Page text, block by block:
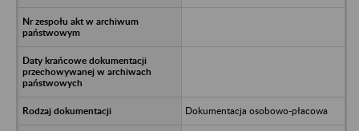
Dokumentacja osobowo-płacowa